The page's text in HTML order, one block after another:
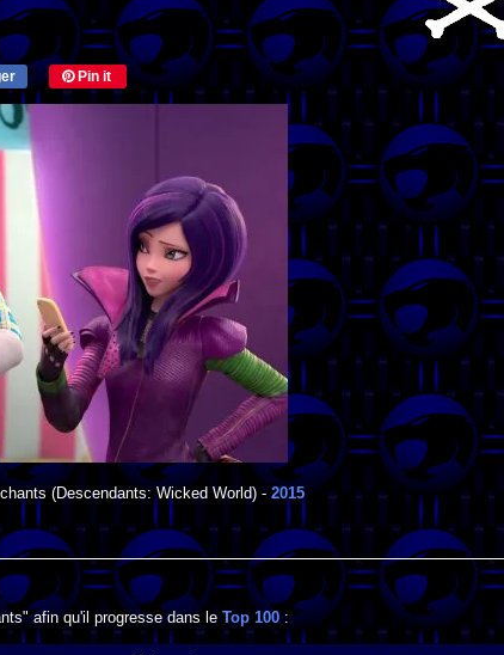
Pin it
(Descendants: Wicked World) - 2015
afin qu'il progresse dans le Top 100: